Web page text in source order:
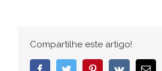
Compartilhe este artigo!
FacebookTwitter PinterestVk
E-